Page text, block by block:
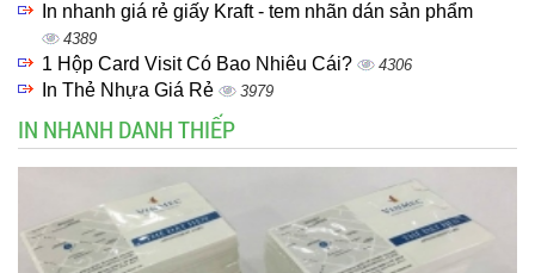
In nhanh giá rẻ giấy Kraft - tem nhãn dán sản phẩm
4389
1 Hộp Card Visit Có Bao Nhiêu Cái? 4306
In Thẻ Nhựa Giá Rẻ 3979
IN NHANH DANH THIẾP